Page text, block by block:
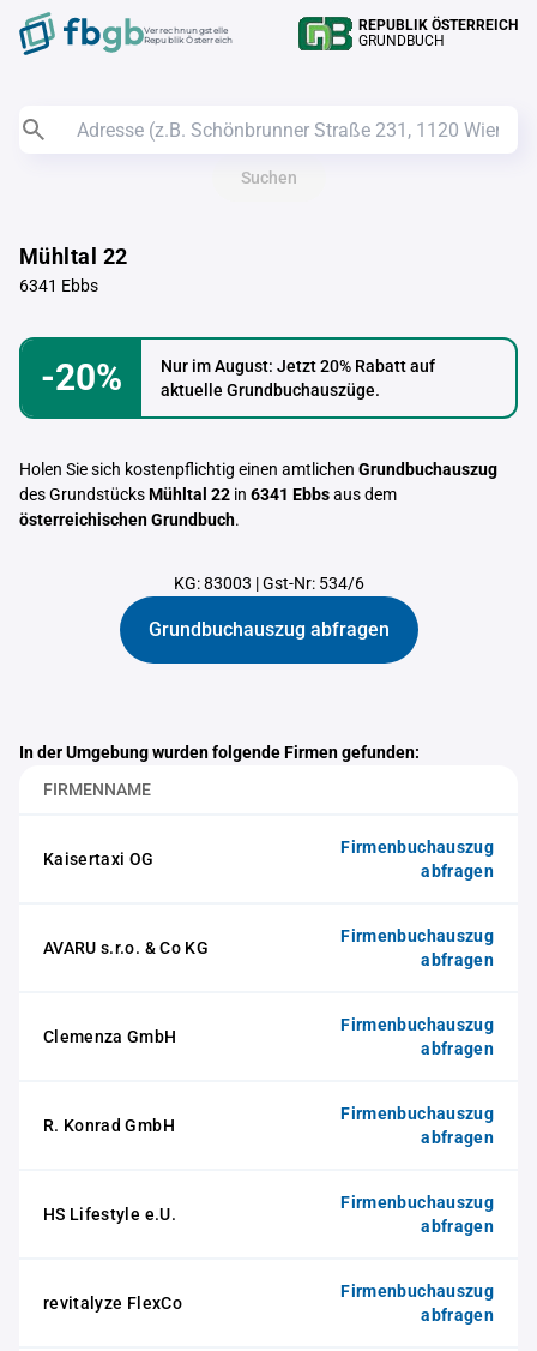
Verrechnungstelle
Republik Österreich
REPUBLIK ÖSTERREICH
GRUNDBUCH
Suchen
Mühltal 22
6341 Ebbs
-20%
Nur im August: Jetzt 20% Rabatt auf
aktuelle Grundbuchauszüge.
Holen Sie sich kostenpflichtig einen amtlichen Grundbuchauszug
des GrundstücksMühltal 22 in 6341 Ebbsaus dem
österreichischen Grundbuch.
KG: 83003 |Gst-Nr: 534/6
Grundbuchauszug abfragen
In der Umgebung wurden folgende Firmen gefunden:
FIRMENNAME
Kaisertaxi OG
Firmenbuchauszug
abfragen
AVARU s.r.o. & Co KG
Firmenbuchauszug
abfragen
Clemenza GmbH
Firmenbuchauszug
abfragen
R. Konrad GmbH
Firmenbuchauszug
abfragen
HS Lifestyle e.U.
Firmenbuchauszug
abfragen
revitalyze FlexCo
Firmenbuchauszug
abfragen